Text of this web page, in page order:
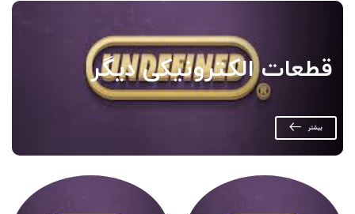
قطعات الکترونیکی دیگر
بیشتر